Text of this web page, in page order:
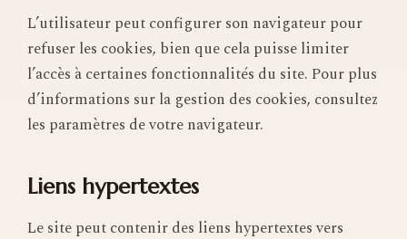
L’utilisateur peut configurer son navigateur pour
refuser les cookies, bien que cela puisse limiter
l’accès à certaines fonctionnalités du site. Pour plus
d’informations sur la gestion des cookies, consultez
les paramètres de votre navigateur.
Liens hypertextes
Le site peut contenir des liens hypertextes vers